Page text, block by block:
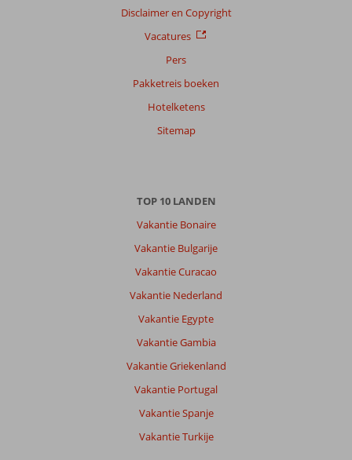
Disclaimer en Copyright
Vacatures
Pers
Pakketreis boeken
Hotelketens
Sitemap
TOP 10 LANDEN
Vakantie Bonaire
Vakantie Bulgarije
Vakantie Curacao
Vakantie Nederland
Vakantie Egypte
Vakantie Gambia
Vakantie Griekenland
Vakantie Portugal
Vakantie Spanje
Vakantie Turkije